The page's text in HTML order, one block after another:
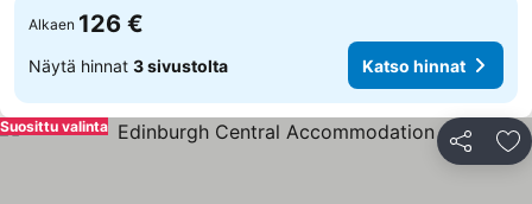
Alkaen 126 €
Näytä hinnat 3 sivustolta Katso hinnat
Jaa
Suosittu valinta